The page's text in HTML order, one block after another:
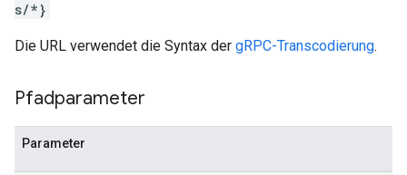
s/*}
Die URL verwendet die Syntax der gRPC-Transcodierung.
Pfadparameter
Parameter